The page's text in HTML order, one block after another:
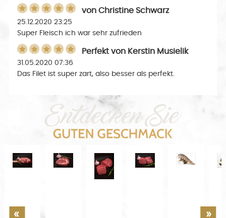
vonChristine Schwarz
25.12.2020 23:25
Super Fleisch ich war sehr zufrieden
Perfekt von Kerstin Musielik
31.05.2020 07:36
Das Filet ist super zart, also besser als perfekt.